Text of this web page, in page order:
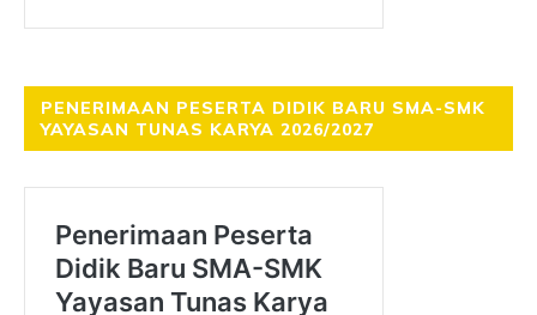
PENERIMAAN PESERTA DIDIK BARU SMA-SMK
YAYASAN TUNAS KARYA 2026/2027